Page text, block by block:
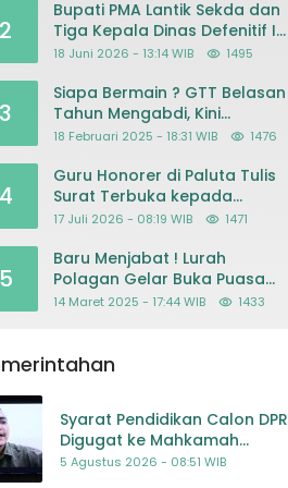
2
Bupati PMA Lantik Sekda dan
Tiga Kepala Dinas Defenitif Ini
orangnya
18 Juni 2026 - 13:14 WIB 1495
3
Siapa Bermain ? GTT Belasan
Tahun Mengabdi, Kini
Dikeluarkan Sepihak Dari
18 Februari 2025 - 18:31 WIB 1476
Guru Honorer di Paluta Tulis
Surat Terbuka kepada
Presiden Prabowo, Mohon
Kriminalisasi
17 Juli 2026 - 08:19 WIB 1471
Baru Menjabat ! Lurah
Polagan Gelar Buka Puasa
Bersama
14 Maret 2025 - 17:44 WIB 1433
Syarat Pendidikan Calon DPR
Digugat ke Mahkamah
Konstitusi
5 Agustus 2026 - 08:51 WIB